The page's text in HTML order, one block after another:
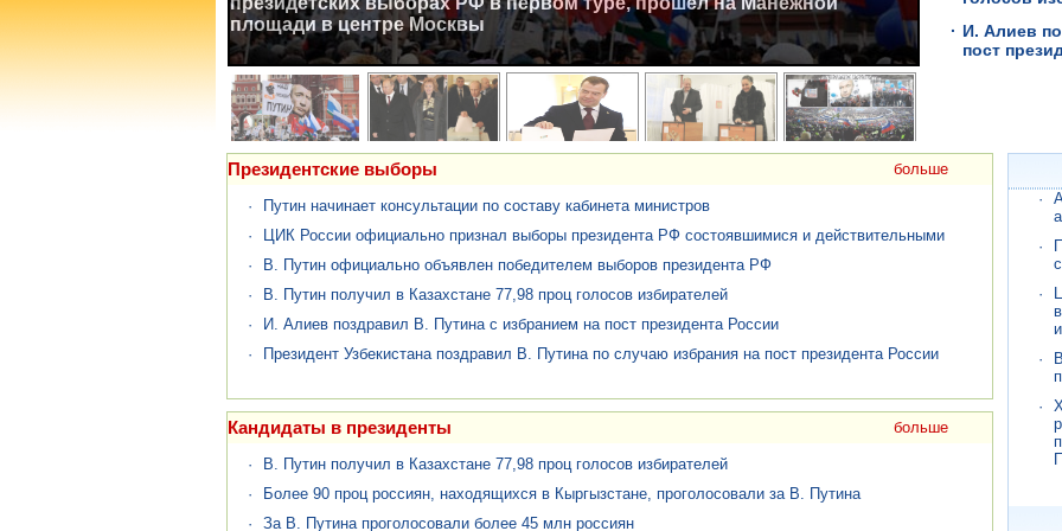
· И. Алиев
пост
Президентские выборы больше
·
Путин начинает консультации по составу кабинета министров
·
ЦИК России официально признал выборы президента РФ состоявшимися и действительными
·
В. Путин официально объявлен победителем выборов президента РФ
·
В. Путин получил в Казахстане 77,98 проц голосов избирателей
·
И. Алиев поздравил В. Путина с избранием на пост президента России
·
Президент Узбекистана поздравил В. Путина по случаю избрания на пост президента России
Кандидаты в президенты больше
·
В. Путин получил в Казахстане 77,98 проц голосов избирателей
·
Более 90 проц россиян, находящихся в Кыргызстане, проголосовали за В. Путина
·
За В. Путина проголосовали более 45 млн россиян
·
·
·
·
·